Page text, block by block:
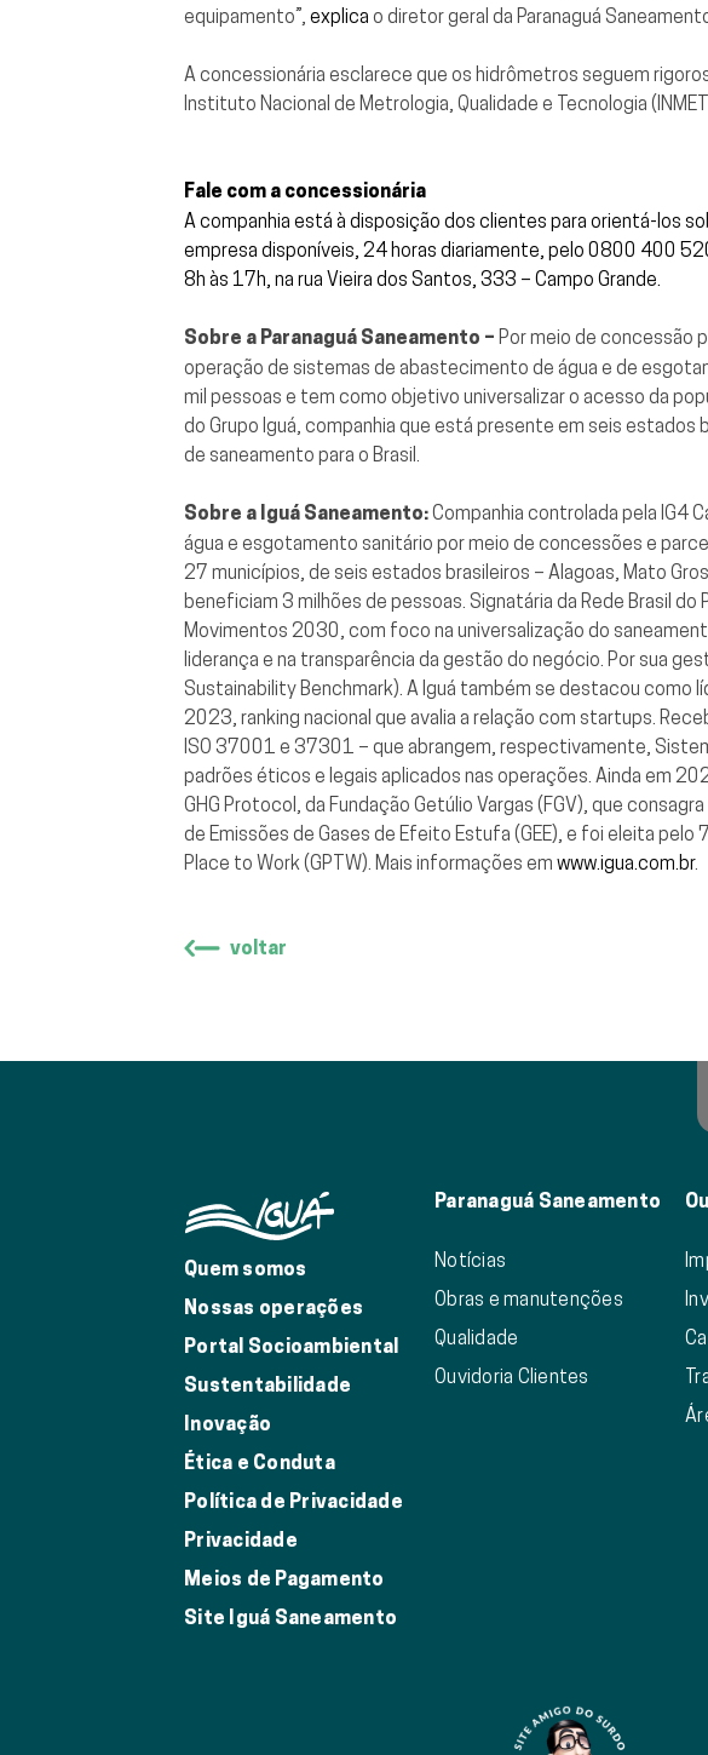
equipamento”, explica o diretor geral da Paranaguá
A concessionária esclarece que os hidrômetros seguem
Instituto Nacional de Metrologia, Qualidade e Tecnologia
Fale com a concessionária
A companhia está à disposição dos clientes para orientá-los
empresa disponíveis, 24 horas diariamente, pelo 0800 400
8h às 17h, na rua Vieira dos Santos, 333 – Campo Grande.
Sobre a Paranaguá Saneamento – Por meio de concessão
operação de sistemas de abastecimento de água e de
mil pessoas e tem como objetivo universalizar o acesso da
do Grupo Iguá, companhia que está presente em seis
de saneamento para o Brasil.
Sobre a Iguá Saneamento:Companhia controlada pela IG4
água e esgotamento sanitário por meio de concessões e
27 municípios, de seis estados brasileiros – Alagoas, Mato
beneficiam 3 milhões de pessoas. Signatária da Rede Brasil
Movimentos 2030, com foco na universalização do
liderança e na transparência da gestão do negócio. Por sua
Sustainability Benchmark). A Iguá também se destacou como
2023, ranking nacional que avalia a relação com startups.
ISO 37001 e 37301 – que abrangem, respectivamente,
padrões éticos e legais aplicados nas operações. Ainda em
GHG Protocol, da Fundação Getúlio Vargas (FGV), que
de Emissões de Gases de Efeito Estufa (GEE), e foi eleita
Place to Work (GPTW). Mais informações em www.igua.com.br.
voltar
Quem somos
Nossas operações
Portal Socioambiental
Sustentabilidade
Inovação
Ética e Conduta
Política de Privacidade
Privacidade
Meios de Pagamento
Site Iguá Saneamento
Paranaguá Saneamento
Notícias
Obras e manutenções
Qualidade
Ouvidoria Clientes